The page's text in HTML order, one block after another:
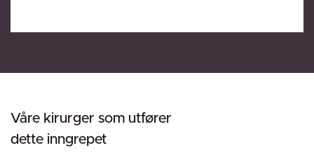
Våre kirurger som utfører
dette inngrepet